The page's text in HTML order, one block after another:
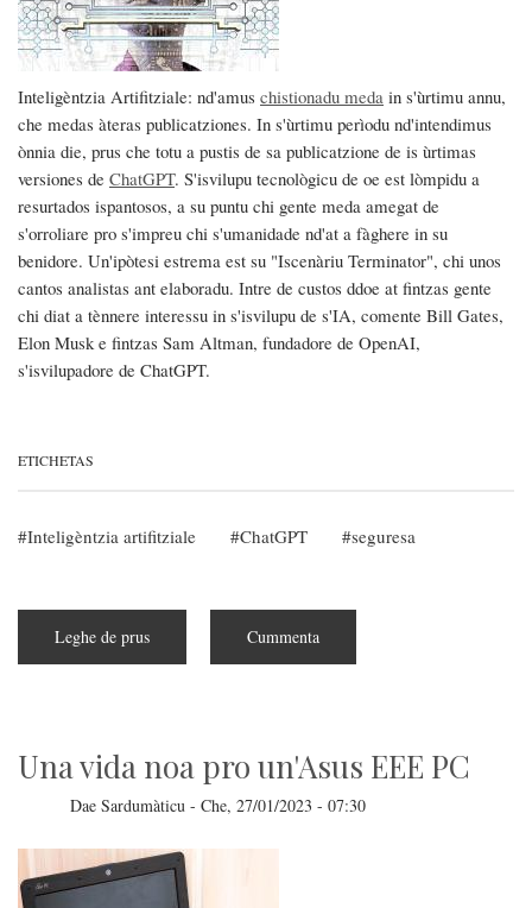
Inteligèntzia Artifitziale: nd'amus chistionadu meda in s'ùrtimu annu,
che medas àteras publicatziones. In s'ùrtimu perìodu nd'intendimus
ònnia die, prus che totu a pustis de sa publicatzione de is ùrtimas
versiones de ChatGPT. S'isvilupu tecnològicu de oe est lòmpidu a
resurtados ispantosos, a su puntu chi gente meda amegat de
s'orroliare pro s'impreu chi s'umanidade nd'at a fàghere in su
benidore. Un'ipòtesi estrema est su "Iscenàriu Terminator", chi unos
cantos analistas ant elaboradu. Intre de custos ddoe at fintzas gente
chi diat a tènnere interessu in s'isvilupu de s'IA, comente Bill Gates,
Elon Musk e fintzas Sam Altman, fundadore de OpenAI,
s'isvilupadore de ChatGPT.
ETICHETAS
Inteligèntzia artifitziale ChatGPT seguresa
Leghe de prus
"Iscenàriu
blocare
s'isvilupu
de
s'IA
Cummenta
Una vida noa pro un'Asus EEE PC
Dae Sardumàticu - Che, 27/01/2023 - 07:30